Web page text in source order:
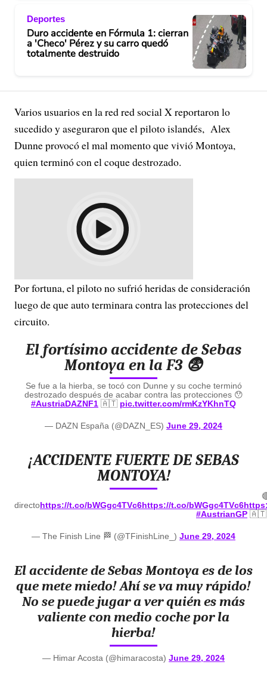
Deportes
Duro accidente en Fórmula 1: cierran
a 'Checo' Pérez y su carro quedó
totalmente destruido
Varios usuarios en la red red social X reportaron lo
sucedido y aseguraron que el piloto islandés, Alex
Dunne provocó el mal momento que vivió Montoya,
quien terminó con el coque destrozado.
Por fortuna, el piloto no sufrió heridas de consideración
luego de que auto terminara contra las protecciones del
circuito.
El fortísimo accidente de Sebas
Montoya en la F3 😨
Se fue a la hierba, se tocó con Dunne y su coche terminó
destrozado después de acabar contra las protecciones 😯
#AustriaDAZNF1 🇦🇹 pic.twitter.com/rmKzYKhnTQ
— DAZN España (@DAZN_ES) June 29, 2024
¡ACCIDENTE FUERTE DE SEBAS
MONTOYA!
directohttps://t.co/bWGgc4TVc6https://t.co/bWGgc4TVc6
#AustrianGP
— The Finish Line 🏁 (@TFinishLine_) June 29, 2024
El accidente de Sebas Montoya es de los
que mete miedo! Ahí se va muy rápido!
No se puede jugar a ver quién es más
valiente con medio coche por la
hierba!
— Himar Acosta (@himaracosta) June 29, 2024